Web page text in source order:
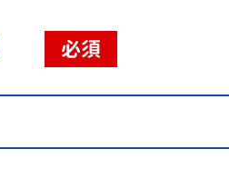
必須